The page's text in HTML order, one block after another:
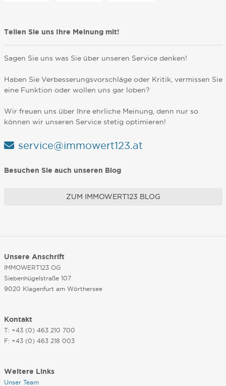
Teilen Sie uns Ihre Meinung mit!
Sagen Sie uns was Sie über unseren Service denken!
Haben Sie Verbesserungsvorschläge oder Kritik, vermissen Sie
eine Funktion oder wollen uns gar loben?
Wir freuen uns über Ihre ehrliche Meinung, denn nur so
können wir unseren Service stetig optimieren!
service@immowert123.at
Besuchen Sie auch unseren Blog
ZUM IMMOWERT123 BLOG
Unsere Anschrift
IMMOWERT123 OG
Siebenhügelstraße 107
9020 Klagenfurt am Wörthersee
Kontakt
T: +43 (0) 463 210 700
F: +43 (0) 463 218 003
Weitere Links
Unser Team